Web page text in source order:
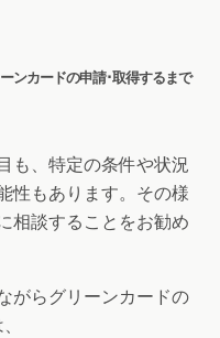
ンカードの申請･取得するまで
も、特定の条件や状況
性もあります。その様
相談することをお勧め
がらグリーンカードの